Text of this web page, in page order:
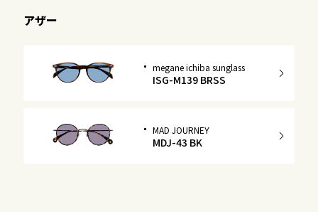
アザー
megane ichiba sunglass
ISG-M139 BRSS
MAD JOURNEY
MDJ-43 BK